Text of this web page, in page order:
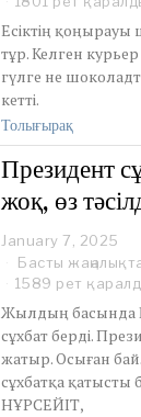
u
a
r
2
0
2
Есіктің
тұр. Келген курьер
гүлге не
кетті.
Толығырақ
Президент
жоқ, өз
January 7, 2025
Басты
1589 рет
Жылдың басында
сұхбат берді.
жатыр. Осыған
сұхбатқа қатысты
НҰРСЕЙІТ,